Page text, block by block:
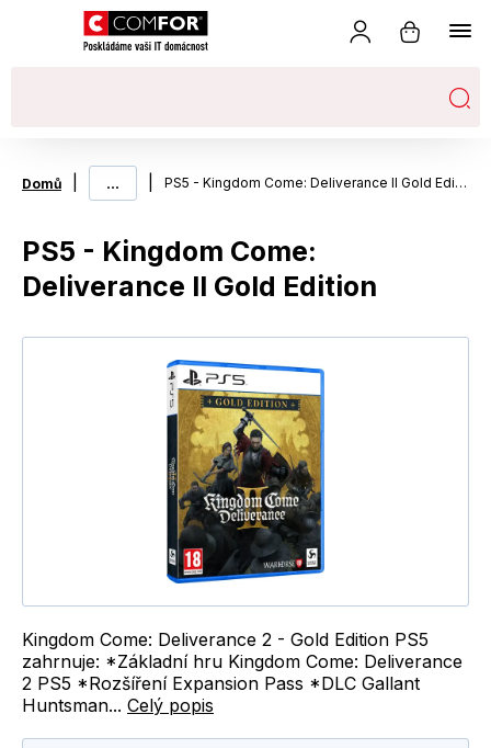
Domů ... PS5 - Kingdom Come: Deliverance II Gold Edition
PS5 - Kingdom Come:
Deliverance II Gold Edition
Kingdom Come: Deliverance 2 - Gold Edition PS5
zahrnuje: *Základní hru Kingdom Come: Deliverance
2 PS5 *Rozšíření Expansion Pass *DLC Gallant
Huntsman... Celý popis